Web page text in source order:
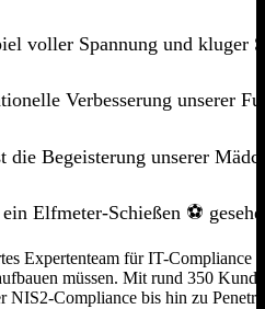
voller Spannung und kluger
Verbesserung unserer
Begeisterung unserer
Elfmeter-Schießen ⚽️
Expertenteam für IT-
müssen. Mit rund 350
NIS2-Compliance bis hin zu